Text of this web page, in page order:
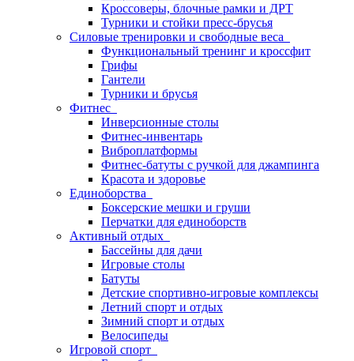
Кроссоверы, блочные рамки и ДРТ
Турники и стойки пресс-брусья
Силовые тренировки и свободные веса
Функциональный тренинг и кроссфит
Грифы
Гантели
Турники и брусья
Фитнес
Инверсионные столы
Фитнес-инвентарь
Виброплатформы
Фитнес-батуты с ручкой для джампинга
Красота и здоровье
Единоборства
Боксерские мешки и груши
Перчатки для единоборств
Активный отдых
Бассейны для дачи
Игровые столы
Батуты
Детские спортивно-игровые комплексы
Летний спорт и отдых
Зимний спорт и отдых
Велосипеды
Игровой спорт